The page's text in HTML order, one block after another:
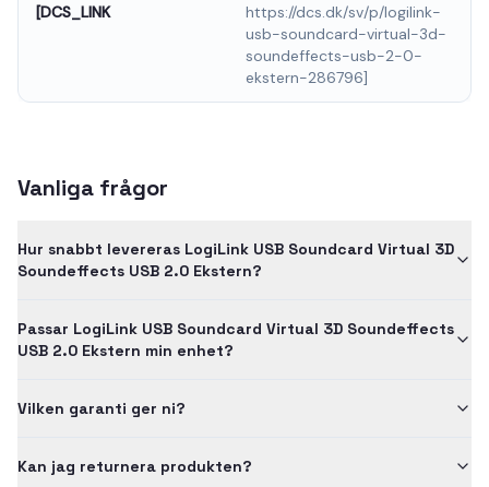
[DCS_LINK
https://dcs.dk/sv/p/logilink-
usb-soundcard-virtual-3d-
soundeffects-usb-2-0-
ekstern-286796]
Vanliga frågor
Hur snabbt levereras LogiLink USB Soundcard Virtual 3D
Soundeffects USB 2.0 Ekstern?
Passar LogiLink USB Soundcard Virtual 3D Soundeffects
USB 2.0 Ekstern min enhet?
Vilken garanti ger ni?
Kan jag returnera produkten?